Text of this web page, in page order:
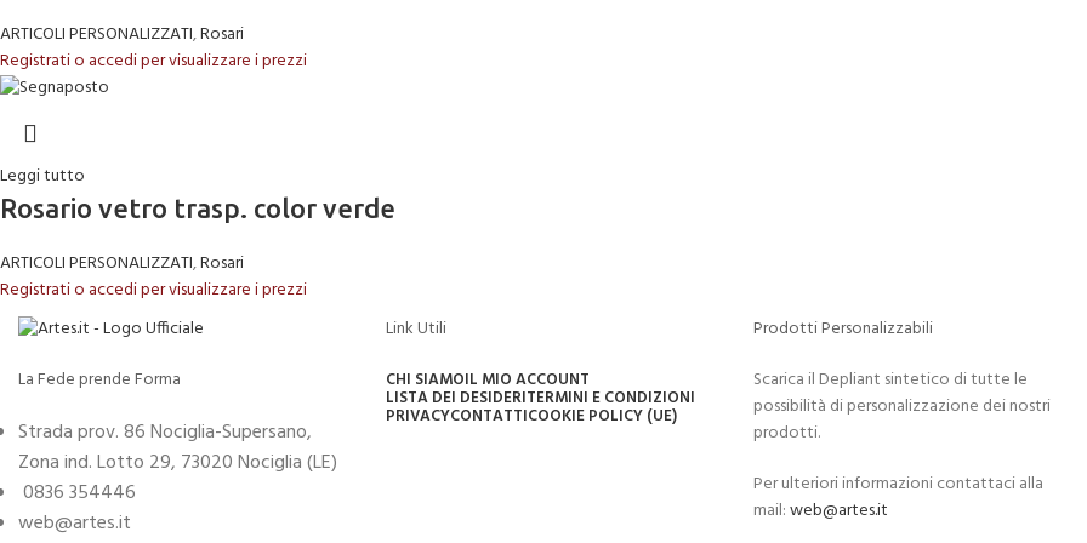
ARTICOLI PERSONALIZZATI,Rosari
Registrati o accedi per visualizzare i prezzi
Leggi tutto
Rosario vetro trasp. color verde
ARTICOLI PERSONALIZZATI,Rosari
Registrati o accedi per visualizzare i prezzi
La Fede prende Forma
Strada prov. 86 Nociglia-Supersano,
Zona ind. Lotto 29, 73020 Nociglia (LE)
0836 354446
web@artes.it
Link Utili
CHI SIAMOIL MIO ACCOUNT
LISTA DEI DESIDERITERMINI E CONDIZIONI
PRIVACYCONTATTICOOKIE POLICY (UE)
Prodotti Personalizzabili
Scarica il Depliant sintetico di tutte le
possibilità di personalizzazione dei nostri
prodotti.
Per ulteriori informazioni contattaci alla
mail:web@artes.it